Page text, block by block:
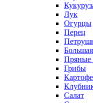
Лук
Огурцы
Перец
Пряные
Грибы
Салат